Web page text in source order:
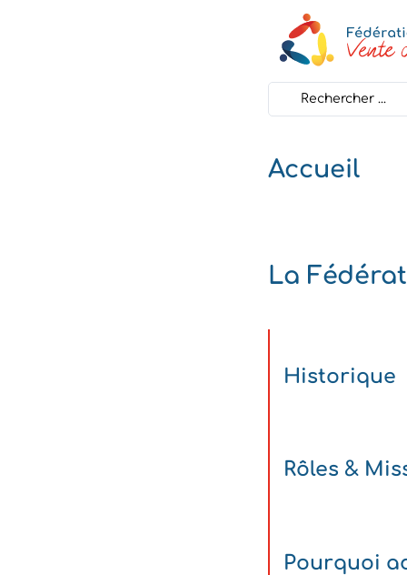
Search
...
Accueil
La
Historique
Rôles &
Pourquoi